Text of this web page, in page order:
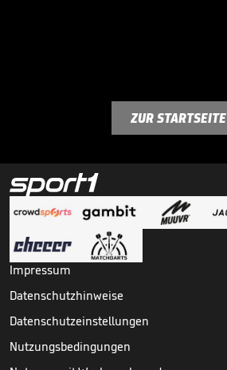
ZUR STARTSEITE
Impressum
Datenschutzhinweise
Datenschutzeinstellungen
Nutzungsbedingungen